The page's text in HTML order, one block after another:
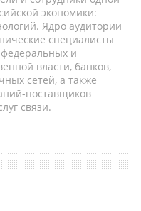
экономики:
Ядро аудитории
специалисты
и
власти, банков,
сетей, а также
поставщиков
связи.